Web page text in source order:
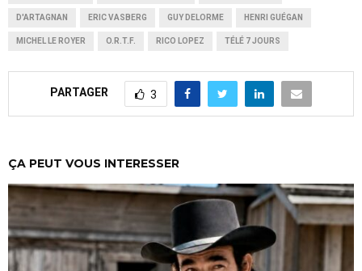
D'ARTAGNAN ERIC VASBERG GUY DELORME HENRI GUÉGAN
MICHEL LE ROYER O.R.T.F. RICO LOPEZ TÉLÉ 7 JOURS
PARTAGER 3
ÇA PEUT VOUS INTERESSER